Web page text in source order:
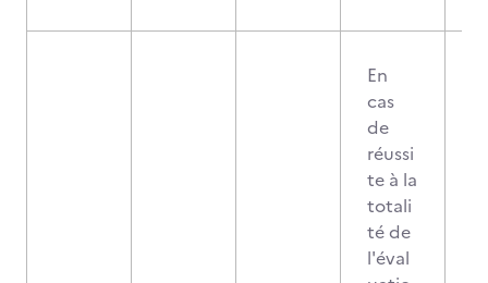
En
cas
de
réussi
te à la
totali
té de
l'éval